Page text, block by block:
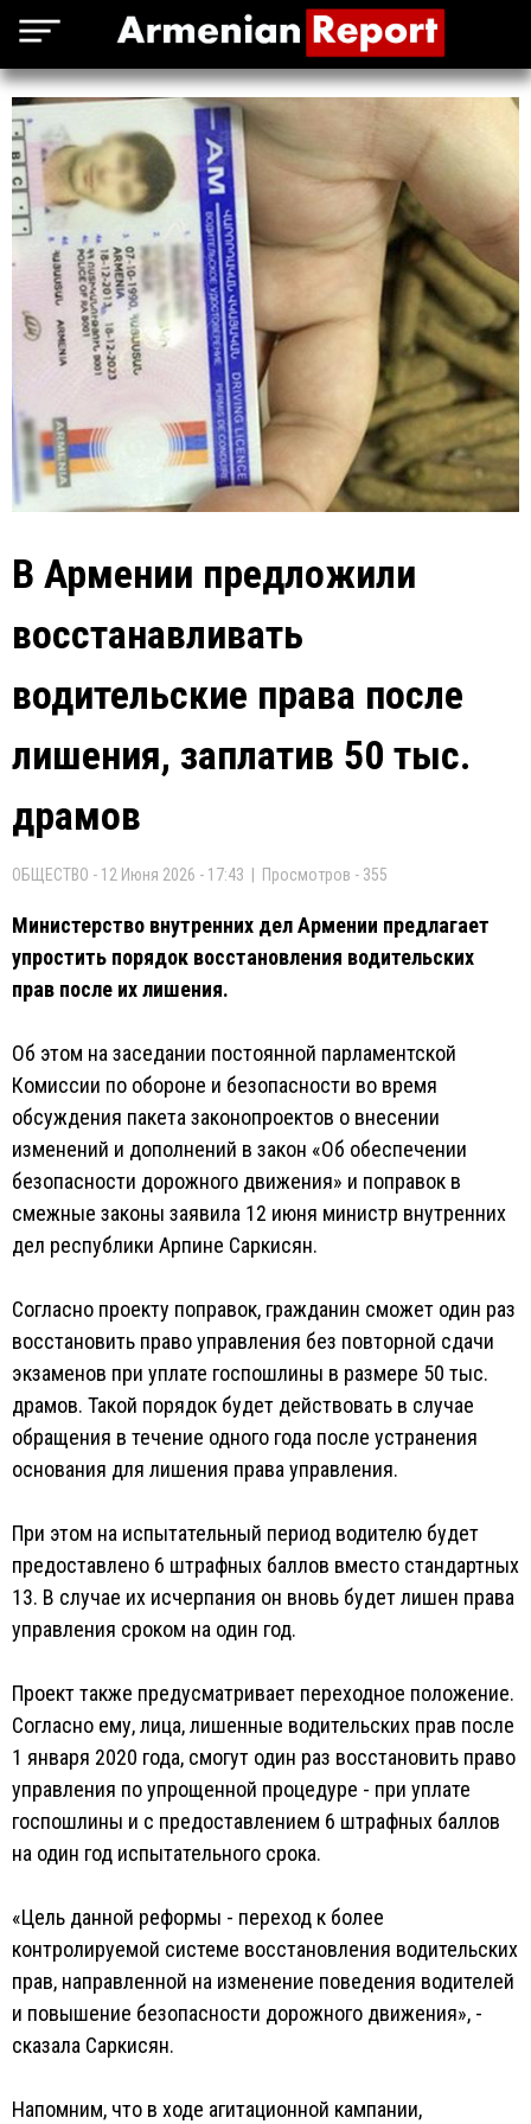
В Армении предложили
восстанавливать
водительские права после
лишения, заплатив 50 тыс.
драмов
ОБЩЕСТВО - 12 Июня 2026 - 17:43 | Просмотров - 355
Министерство внутренних дел Армении предлагает
упростить порядок восстановления водительских
прав после их лишения.
Об этом на заседании постоянной парламентской
Комиссии по обороне и безопасности во время
обсуждения пакета законопроектов о внесении
изменений и дополнений в закон «Об обеспечении
безопасности дорожного движения» и поправок в
смежные законы заявила 12 июня министр внутренних
дел республики Арпине Саркисян.
Согласно проекту поправок, гражданин сможет один раз
восстановить право управления без повторной сдачи
экзаменов при уплате госпошлины в размере 50 тыс.
драмов. Такой порядок будет действовать в случае
обращения в течение одного года после устранения
основания для лишения права управления.
При этом на испытательный период водителю будет
предоставлено 6 штрафных баллов вместо стандартных
13. В случае их исчерпания он вновь будет лишен права
управления сроком на один год.
Проект также предусматривает переходное положение.
Согласно ему, лица, лишенные водительских прав после
1 января 2020 года, смогут один раз восстановить право
управления по упрощенной процедуре - при уплате
госпошлины и с предоставлением 6 штрафных баллов
на один год испытательного срока.
«Цель данной реформы - переход к более
контролируемой системе восстановления водительских
прав, направленной на изменение поведения водителей
и повышение безопасности дорожного движения», -
сказала Саркисян.
Напомним, что в ходе агитационной кампании,